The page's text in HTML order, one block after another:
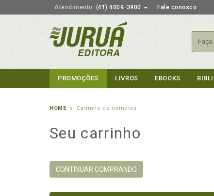
Atendimento: (41) 4009-3900 Fale conosco
PROMOÇÕES LIVROS EBOOKS
HOME Carrinho de compras
Seu carrinho
CONTINUAR COMPRANDO